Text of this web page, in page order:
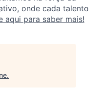
onde cada talento
aqui para saber mais!
.